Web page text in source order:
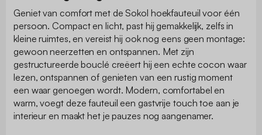
Geniet van comfort met de Sokol hoekfauteuil voor één
persoon. Compact en licht, past hij gemakkelijk, zelfs in
kleine ruimtes, en vereist hij ook nog eens geen montage:
gewoon neerzetten en ontspannen. Met zijn
gestructureerde bouclé creëert hij een echte cocon waar
lezen, ontspannen of genieten van een rustig moment
een waar genoegen wordt. Modern, comfortabel en
warm, voegt deze fauteuil een gastvrije touch toe aan je
interieur en maakt het je pauzes nog aangenamer.